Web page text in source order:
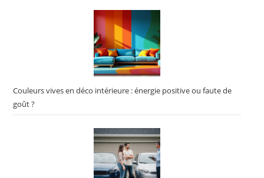
Couleurs vives en déco intérieure : énergie positive ou faute de
goût ?